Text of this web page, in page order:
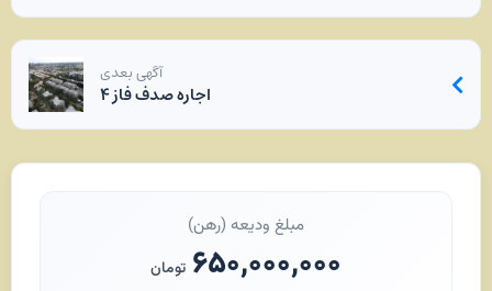
آگهی بعدی
اجاره صدف فاز ۴
مبلغ ودیعه (رهن)
۶۵۰,۰۰۰,۰۰۰ تومان